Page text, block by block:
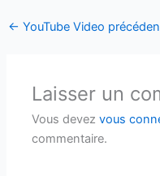
← YouTube Video
Laisser un
Vous devezvous
commentaire.